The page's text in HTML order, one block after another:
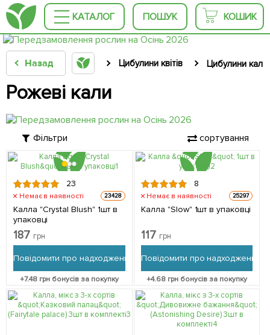
КАТАЛОГ ПОШУК КОШИК
Назад Цибулини квітів Цибулини кал
Рожеві кали
Фільтри сортування
23
Немає в наявності 23428
Калла "Crystal Blush" 1шт в
упаковці
187 грн
Повідомити про надходження
+7.48 грн бонусів за покупку
8
Немає в наявності 25297
Калла "Slow" 1шт в упаковці
117 грн
Повідомити про надходження
+4.68 грн бонусів за покупку